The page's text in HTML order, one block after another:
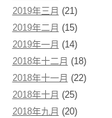
2019年三月 (21)
2019年二月 (15)
2019年一月 (14)
2018年十二月 (18)
2018年十一月 (22)
2018年十月 (25)
2018年九月 (20)